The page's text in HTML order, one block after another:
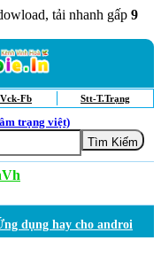
tải nhanh gấp 9
Fb Stt-T.Trạng
trạng việt)
dụng hay cho androi